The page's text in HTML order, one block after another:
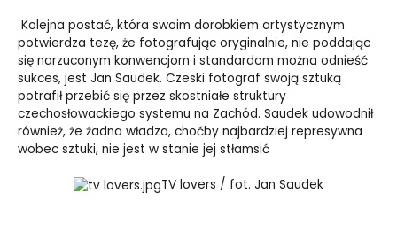
Kolejna postać, która swoim dorobkiem artystycznym
potwierdza tezę, że fotografując oryginalnie, nie poddając
się narzuconym konwencjom i standardom można odnieść
sukces, jest Jan Saudek. Czeski fotograf swoją sztuką
potrafił przebić się przez skostniałe struktury
czechosłowackiego systemu na Zachód. Saudek udowodnił
również, że żadna władza, choćby najbardziej represywna
wobec sztuki, nie jest w stanie jej stłamsić
TV lovers / fot. Jan Saudek